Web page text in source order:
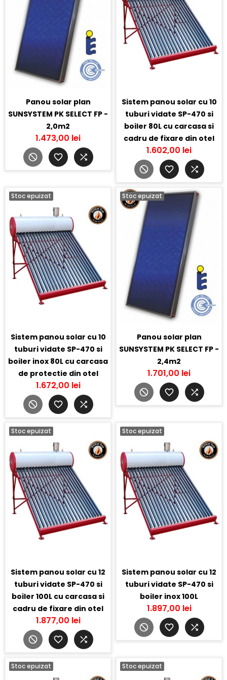
Panou solar plan
SUNSYSTEM PK SELECT FP -
2,0m2
1.473,00 lei
Sistem panou solar cu 10
tuburi vidate SP-470 si
boiler 80L cu carcasa si
cadru de fixare din otel
1.602,00 lei
Stoc epuizat
Sistem panou solar cu 10
tuburi vidate SP-470 si
boiler inox 80L cu carcasa
de protectie din otel
1.672,00 lei
Stoc epuizat
Panou solar plan
SUNSYSTEM PK SELECT FP -
2,4m2
1.701,00 lei
Stoc epuizat
Sistem panou solar cu 12
tuburi vidate SP-470 si
boiler 100L cu carcasa si
cadru de fixare din otel
1.877,00 lei
Stoc epuizat
Sistem panou solar cu 12
tuburi vidate SP-470 si
boiler inox 100L
1.897,00 lei
Stoc epuizat Stoc epuizat